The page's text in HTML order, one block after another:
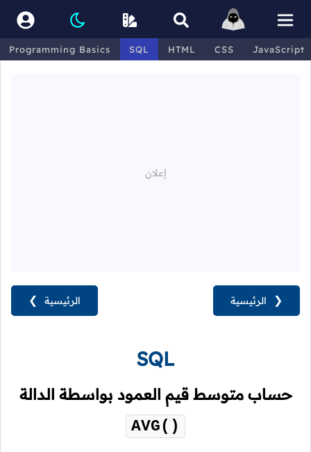
Programming Basics SQL HTML CSS JavaScript
الرئيسية ❯ ❮ الرئيسية
SQL
حساب متوسط قيم العمود بواسطة الدالة
AVG()